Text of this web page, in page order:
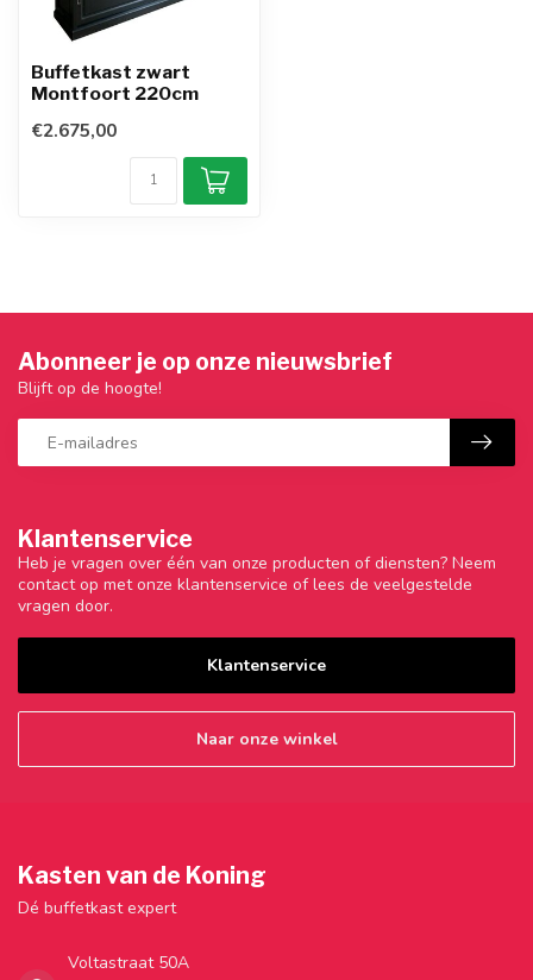
Buffetkast zwart
Montfoort 220cm
€2.675,00
Klantenservice
Heb je vragen over één van onze producten of diensten? Neem
contact op met onze klantenservice of lees de veelgestelde
vragen door.
Klantenservice
Naar onze winkel
Abonneer je op onze nieuwsbrief
Blijft op de hoogte!
Kasten van de Koning
Dé buffetkast expert
Voltastraat 50A